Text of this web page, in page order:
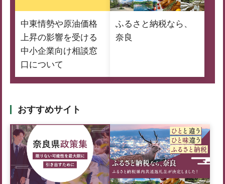
中東情勢や原油価格
上昇の影響を受ける
中小企業向け相談窓
口について
ふるさと納税なら、
奈良
おすすめサイト